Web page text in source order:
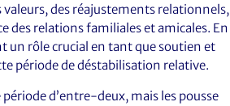
des réajustements relationnels,
des relations familiales et amicales. En
un rôle crucial en tant que soutien et
période de déstabilisation relative.
d’entre-deux, mais les pousse